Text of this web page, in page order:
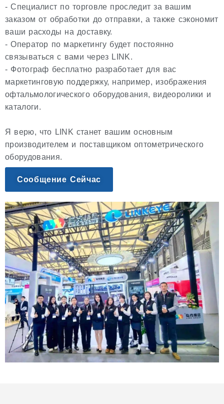
- Специалист по торговле проследит за вашим
заказом от обработки до отправки, а также сэкономит
ваши расходы на доставку.
- Оператор по маркетингу будет постоянно
связываться с вами через LINK.
- Фотограф бесплатно разработает для вас
маркетинговую поддержку, например, изображения
офтальмологического оборудования, видеоролики и
каталоги.
Я верю, что LINK станет вашим основным
производителем и поставщиком оптометрического
оборудования.
Сообщение Сейчас